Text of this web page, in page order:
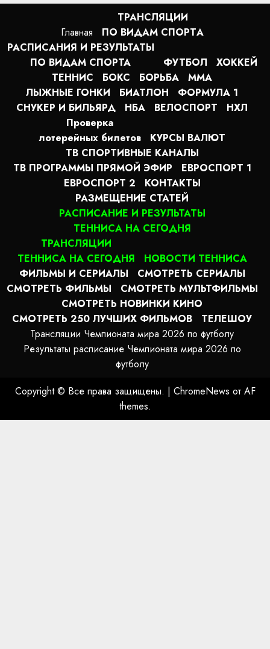
Главная
ТРАНСЛЯЦИИ
ПО ВИДАМ СПОРТA
РАСПИСАНИЯ И РЕЗУЛЬТАТЫ
ПО ВИДАМ СПОРТА
ФУТБОЛ
ХОККЕЙ
ТЕННИС
БОКС БОРЬБА
MMA
ЛЫЖНЫЕ ГОНКИ
БИАТЛОН
ФОРМУЛА 1
СНУКЕР И БИЛЬЯРД
НБА ВЕЛОСПОРТ
НХЛ
Проверка
лотерейных билетов
КУРСЫ ВАЛЮТ
ТВ СПОРТИВНЫЕ КАНАЛЫ
ТВ ПРОГРАММЫ ПРЯМОЙ ЭФИР
ЕВРОСПОРТ 1
ЕВРОСПОРТ 2
КОНТАКТЫ
РАЗМЕЩЕНИЕ СТАТЕЙ
РАСПИСАНИЕ И РЕЗУЛЬТАТЫ
ТЕННИСА НА СЕГОДНЯ
ТРАНСЛЯЦИИ
ТЕННИСА НА СЕГОДНЯ
НОВОСТИ ТЕННИСА
ФИЛЬМЫ И СЕРИАЛЫ
СМОТРЕТЬ СЕРИАЛЫ
СМОТРЕТЬ ФИЛЬМЫ
СМОТРЕТЬ МУЛЬТФИЛЬМЫ
СМОТРЕТЬ НОВИНКИ КИНО
СМОТРЕТЬ 250 ЛУЧШИХ ФИЛЬМОВ
ТЕЛЕШОУ
Трансляции Чемпионата мира 2026 по футболу
Результаты расписание Чемпионата мира 2026 по
футболу
Copyright © Все права защищены. | ChromeNews от AF
themes.